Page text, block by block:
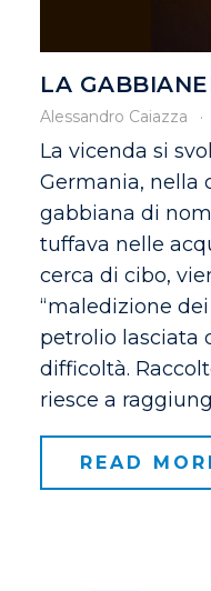
LA
Alessandro Caiazza
La vicenda si
Germania, nella
gabbiana di
tuffava nelle
cerca di cibo,
“maledizione
petrolio lasciata
difficoltà.
riesce a
READ